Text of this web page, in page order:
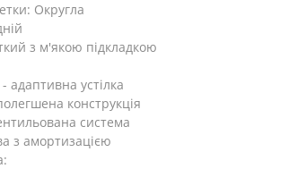
Округла
з м'якою підкладкою
адаптивна устілка
конструкція
система
з амортизацією